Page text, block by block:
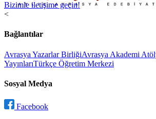
Bizimle iletişime geçin!
<
Bağlantılar
Avrasya Yazarlar BirliğiAvrasya Akademi
YayınlarıTürkçe Öğretim Merkezi
Sosyal Medya
Facebook